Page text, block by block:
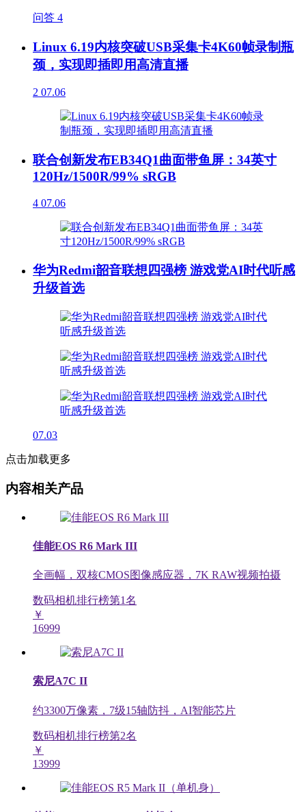
问答 4
Linux 6.19内核突破USB采集卡4K60帧录制瓶
颈，实现即插即用高清直播
2 07.06
联合创新发布EB34Q1曲面带鱼屏：34英寸
120Hz/1500R/99% sRGB
4 07.06
华为Redmi韶音联想四强榜 游戏党AI时代听感
升级首选
07.03
点击加载更多
内容相关产品
佳能EOS R6 Mark III
全画幅，双核CMOS图像感应器，7K RAW视频拍摄
数码相机排行榜第1名
￥
16999
索尼A7C II
约3300万像素，7级15轴防抖，AI智能芯片
数码相机排行榜第2名
￥
13999